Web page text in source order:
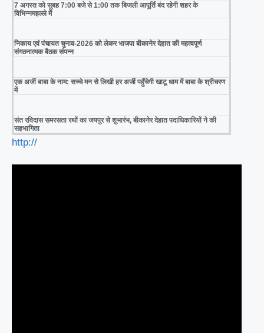
7 अगस्त को सुबह 7:00 बजे से 1:00 तक बिजली आपूर्ति बंद रहेगी शहर के
विभिन्नमहल्ले में
निकाय एवं पंचायत चुनाव-2026 को लेकर भाजपा बीकानेर देहात की महत्वपूर्ण
संगठनात्मक बैठक संपन्न
एक अर्जी बाबा के नाम: सच्चे मन से लिखी हर अर्जी पहुँचेगी खाटू धाम में बाबा के श्रीचरण
में
संत रविदास समरसता रथों का जयपुर से शुभारंभ, बीकानेर देहात पदाधिकारियों ने की
सहभागिता
http://